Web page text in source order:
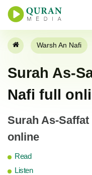
Warsh An Nafi
Surah As-
Nafi full
Surah As-
online
Read
Listen